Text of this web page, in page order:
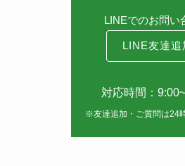
LINEでのお問い
LINE友達追
対応時間：
※友達追加・ご質問は24